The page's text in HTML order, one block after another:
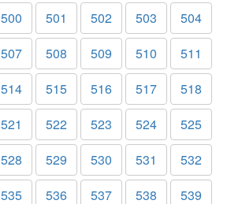
500 501 502 503
504
507 508 509 510
511
514 515 516 517
518
521 522 523 524
525
528 529 530 531
532
535 536 537 538
539